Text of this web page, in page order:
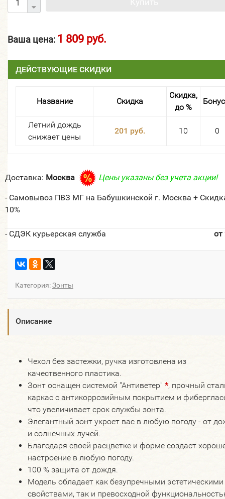
Ваша цена: 1 809 руб.
ДЕЙСТВУЮЩИЕ СКИДКИ
Название Скидка
Скидка,
до %
Летний дождь
снижает цены
201 руб. 10 0
Доставка: Москва Цены указаны без учета акции!
- Самовывоз ПВЗ МГ на Бабушкинской г. Москва +
10%
- СДЭК курьерская служба
Категория:Зонты
Описание
Чехол без застежки, ручка изготовлена из
качественного пластика.
Зонт оснащен системой "Антиветер" *, прочный
каркас с антикоррозийным покрытием и
что увеличивает срок службы зонта.
Элегантный зонт укроет вас в любую погоду - от
и солнечных лучей.
Благодаря своей расцветке и форме создаст
настроение в любую погоду.
100 % защита от дождя.
Модель обладает как безупречными эстетическими
свойствами, так и превосходной